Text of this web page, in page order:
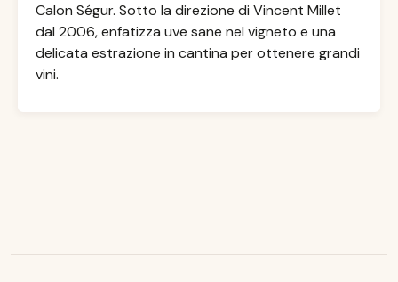
Calon Ségur. Sotto la direzione di Vincent Millet
dal 2006, enfatizza uve sane nel vigneto e una
delicata estrazione in cantina per ottenere grandi
vini.